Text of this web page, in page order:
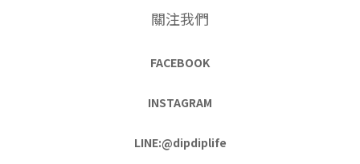
關注我們
FACEBOOK
INSTAGRAM
LINE:@dipdiplife